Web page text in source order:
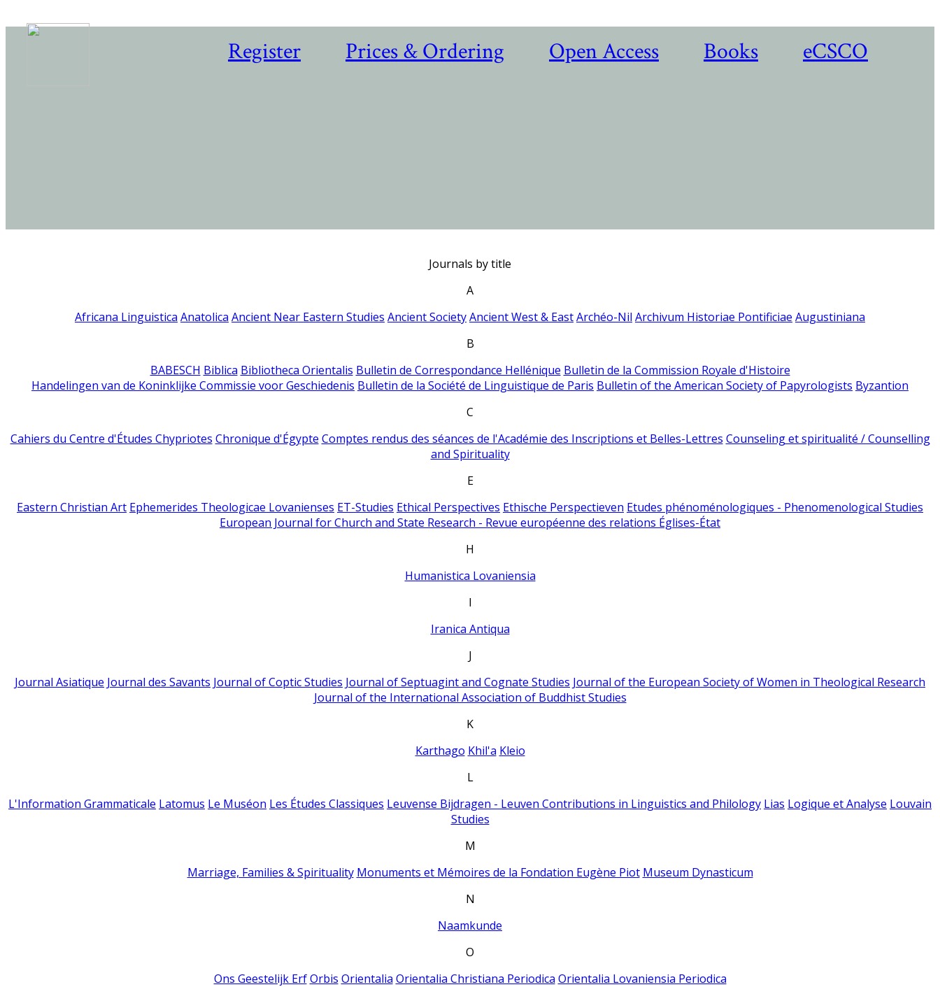
Register Prices & Ordering Open Access Books eCSCO
Journals by title
A
Africana Linguistica Anatolica Ancient Near Eastern Studies Ancient SocietyAncient West & EastArchéo-Nil Archivum Historiae Pontificiae Augustiniana
B
BABESCH Biblica Bibliotheca Orientalis Bulletin de Correspondance Hellénique Bulletin de la Commission Royale d'Histoire
Handelingen van de Koninklijke Commissie voor Geschiedenis Bulletin de la Société de Linguistique de Paris Bulletin of the American Society of Papyrologists Byzantion
C
Cahiers du Centre d'Études Chypriotes Chronique d'Égypte Comptes rendus des séances de l'Académie des Inscriptions et Belles-Lettres Counseling et spiritualité / Counselling
and Spirituality
E
Eastern Christian Art Ephemerides Theologicae Lovanienses ET-Studies Ethical Perspectives Ethische Perspectieven Etudes phénoménologiques - Phenomenological Studies
European Journal for Church and State Research - Revue européenne des relations Églises-État
H
Humanistica Lovaniensia
I
Iranica Antiqua
J
Journal Asiatique Journal des Savants Journal of Coptic Studies Journal of Septuagint and Cognate Studies Journal of the European Society of Women in Theological Research
Journal of the International Association of Buddhist Studies
K
Karthago Khil'a Kleio
L
L'Information Grammaticale Latomus Le Muséon Les Études Classiques Leuvense Bijdragen - Leuven Contributions in Linguistics and Philology Lias Logique et Analyse Louvain
Studies
M
Marriage, Families & Spirituality Monuments et Mémoires de la Fondation Eugène Piot Museum Dynasticum
N
Naamkunde
O
Ons Geestelijk Erf Orbis Orientalia Orientalia Christiana Periodica Orientalia Lovaniensia Periodica